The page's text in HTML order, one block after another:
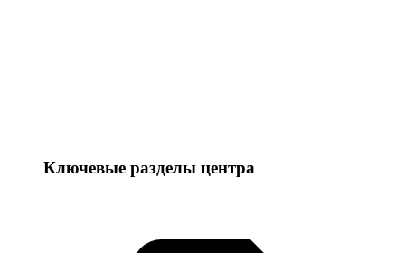
Ключевые разделы центра